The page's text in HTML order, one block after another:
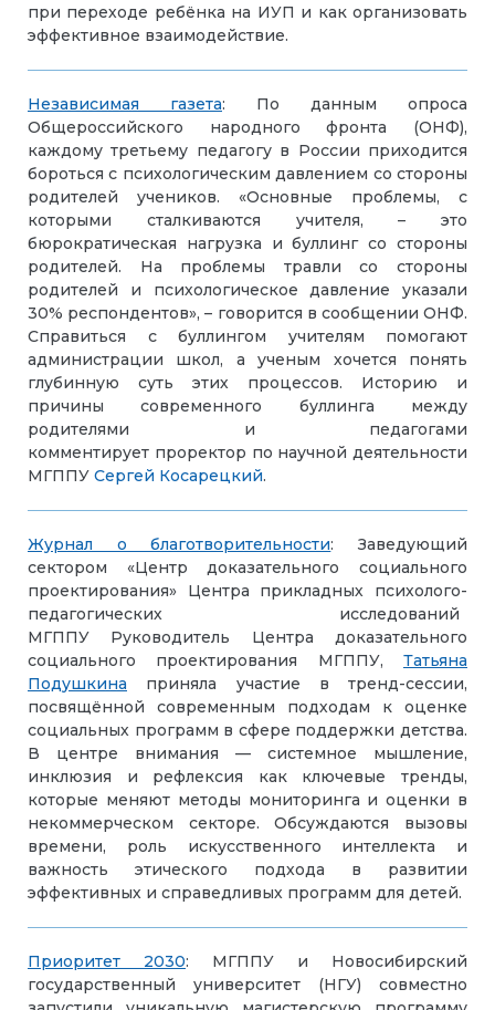
при переходе ребёнка на ИУП и как организовать
эффективное взаимодействие.
Независимая газета: По данным опроса
Общероссийского народного фронта (ОНФ),
каждому третьему педагогу в России приходится
бороться с психологическим давлением со стороны
родителей учеников. «Основные проблемы, с
которыми сталкиваются учителя, – это
бюрократическая нагрузка и буллинг со стороны
родителей. На проблемы травли со стороны
родителей и психологическое давление указали
30% респондентов», – говорится в сообщении ОНФ.
Справиться с буллингом учителям помогают
администрации школ, а ученым хочется понять
глубинную суть этих процессов. Историю и
причины современного буллинга между
родителями и педагогами
комментирует проректор по научной деятельности
МГППУ Сергей Косарецкий.
Журнал о благотворительности: Заведующий
сектором «Центр доказательного социального
проектирования» Центра прикладных психолого-
педагогических исследований
МГППУ Руководитель Центра доказательного
социального проектирования МГППУ, Татьяна
Подушкина приняла участие в тренд-сессии,
посвящённой современным подходам к оценке
социальных программ в сфере поддержки детства.
В центре внимания — системное мышление,
инклюзия и рефлексия как ключевые тренды,
которые меняют методы мониторинга и оценки в
некоммерческом секторе. Обсуждаются вызовы
времени, роль искусственного интеллекта и
важность этического подхода в развитии
эффективных и справедливых программ для детей.
Приоритет 2030: МГППУ и Новосибирский
государственный университет (НГУ) совместно